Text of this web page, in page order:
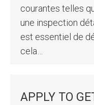
courantes telles
une inspection
est essentiel de
cela…
APPLY TO